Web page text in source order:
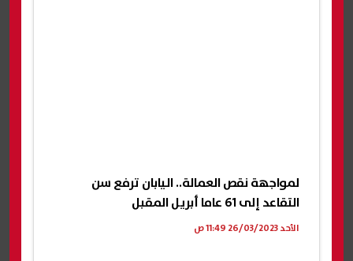
لمواجهة نقص العمالة.. اليابان ترفع سن
التقاعد إلى 61 عاما أبريل المقبل
الأحد 26/03/2023 11:49 ص